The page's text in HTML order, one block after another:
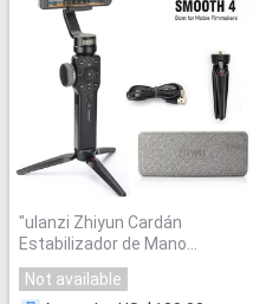
"ulanzi Zhiyun Cardán
Estabilizador de Mano
Autofoto YI Suave Q
Not available